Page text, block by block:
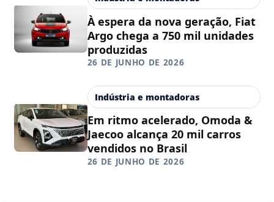
À espera da nova geração, Fiat
Argo chega a 750 mil unidades
produzidas
26 DE JUNHO DE 2026
Indústria e montadoras
Em ritmo acelerado, Omoda &
Jaecoo alcança 20 mil carros
vendidos no Brasil
26 DE JUNHO DE 2026